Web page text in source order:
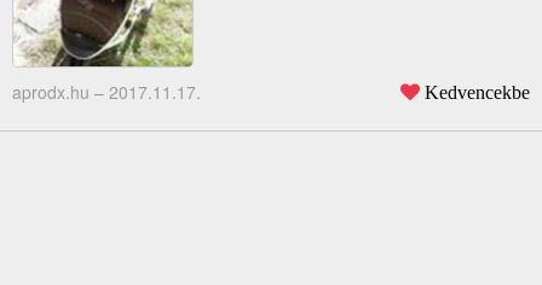
aprodx.hu – 2017.11.17. Kedvencekbe